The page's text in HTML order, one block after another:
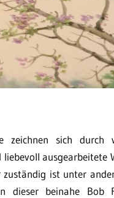
zeichnen sich durch
ausgearbeitete
zuständig ist unter
beinahe Bob